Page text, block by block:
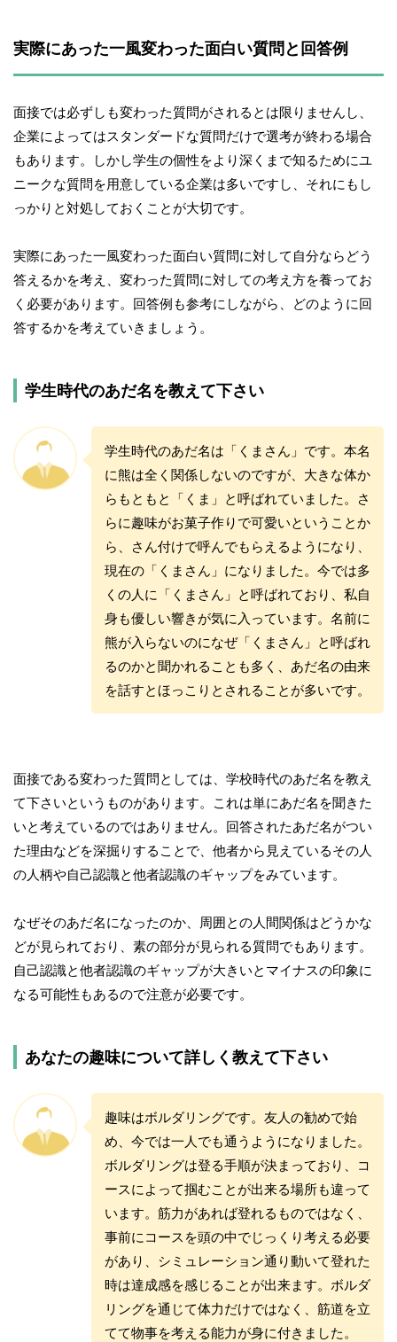
実際にあった一風変わった面白い質問と回答例
面接では必ずしも変わった質問がされるとは限りませんし、
企業によってはスタンダードな質問だけで選考が終わる場合
もあります。しかし学生の個性をより深くまで知るためにユ
ニークな質問を用意している企業は多いですし、それにもし
っかりと対処しておくことが大切です。
実際にあった一風変わった面白い質問に対して自分ならどう
答えるかを考え、変わった質問に対しての考え方を養ってお
く必要があります。回答例も参考にしながら、どのように回
答するかを考えていきましょう。
学生時代のあだ名を教えて下さい
学生時代のあだ名は「くまさん」です。本名
に熊は全く関係しないのですが、大きな体か
らもともと「くま」と呼ばれていました。さ
らに趣味がお菓子作りで可愛いということか
ら、さん付けで呼んでもらえるようになり、
現在の「くまさん」になりました。今では多
くの人に「くまさん」と呼ばれており、私自
身も優しい響きが気に入っています。名前に
熊が入らないのになぜ「くまさん」と呼ばれ
るのかと聞かれることも多く、あだ名の由来
を話すとほっこりとされることが多いです。
面接である変わった質問としては、学校時代のあだ名を教え
て下さいというものがあります。これは単にあだ名を聞きた
いと考えているのではありません。回答されたあだ名がつい
た理由などを深掘りすることで、他者から見えているその人
の人柄や自己認識と他者認識のギャップをみています。
なぜそのあだ名になったのか、周囲との人間関係はどうかな
どが見られており、素の部分が見られる質問でもあります。
自己認識と他者認識のギャップが大きいとマイナスの印象に
なる可能性もあるので注意が必要です。
あなたの趣味について詳しく教えて下さい
趣味はボルダリングです。友人の勧めで始
め、今では一人でも通うようになりました。
ボルダリングは登る手順が決まっており、コ
ースによって掴むことが出来る場所も違って
います。筋力があれば登れるものではなく、
事前にコースを頭の中でじっくり考える必要
があり、シミュレーション通り動いて登れた
時は達成感を感じることが出来ます。ボルダ
リングを通じて体力だけではなく、筋道を立
てて物事を考える能力が身に付きました。